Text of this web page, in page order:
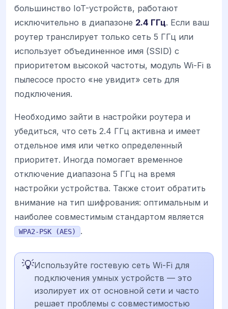
большинство IoT-устройств, работают
исключительно в диапазоне 2.4 ГГц. Если ваш
роутер транслирует только сеть 5 ГГц или
использует объединенное имя (SSID) с
приоритетом высокой частоты, модуль Wi-Fi в
пылесосе просто «не увидит» сеть для
подключения.
Необходимо зайти в настройки роутера и
убедиться, что сеть 2.4 ГГц активна и имеет
отдельное имя или четко определенный
приоритет. Иногда помогает временное
отключение диапазона 5 ГГц на время
настройки устройства. Также стоит обратить
внимание на тип шифрования: оптимальным и
наиболее совместимым стандартом является
WPA2-PSK (AES) .
💡Используйте гостевую сеть Wi-Fi для
подключения умных устройств — это
изолирует их от основной сети и часто
решает проблемы с совместимостью